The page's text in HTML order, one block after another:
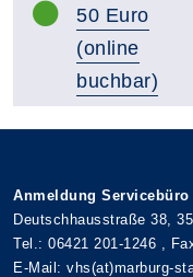
50 Euro
(online
buchbar)
Anmeldung Servicebüro
Deutschhausstraße 38,
Tel.: 06421 201-1246 ,
E-Mail: vhs(at)marburg-